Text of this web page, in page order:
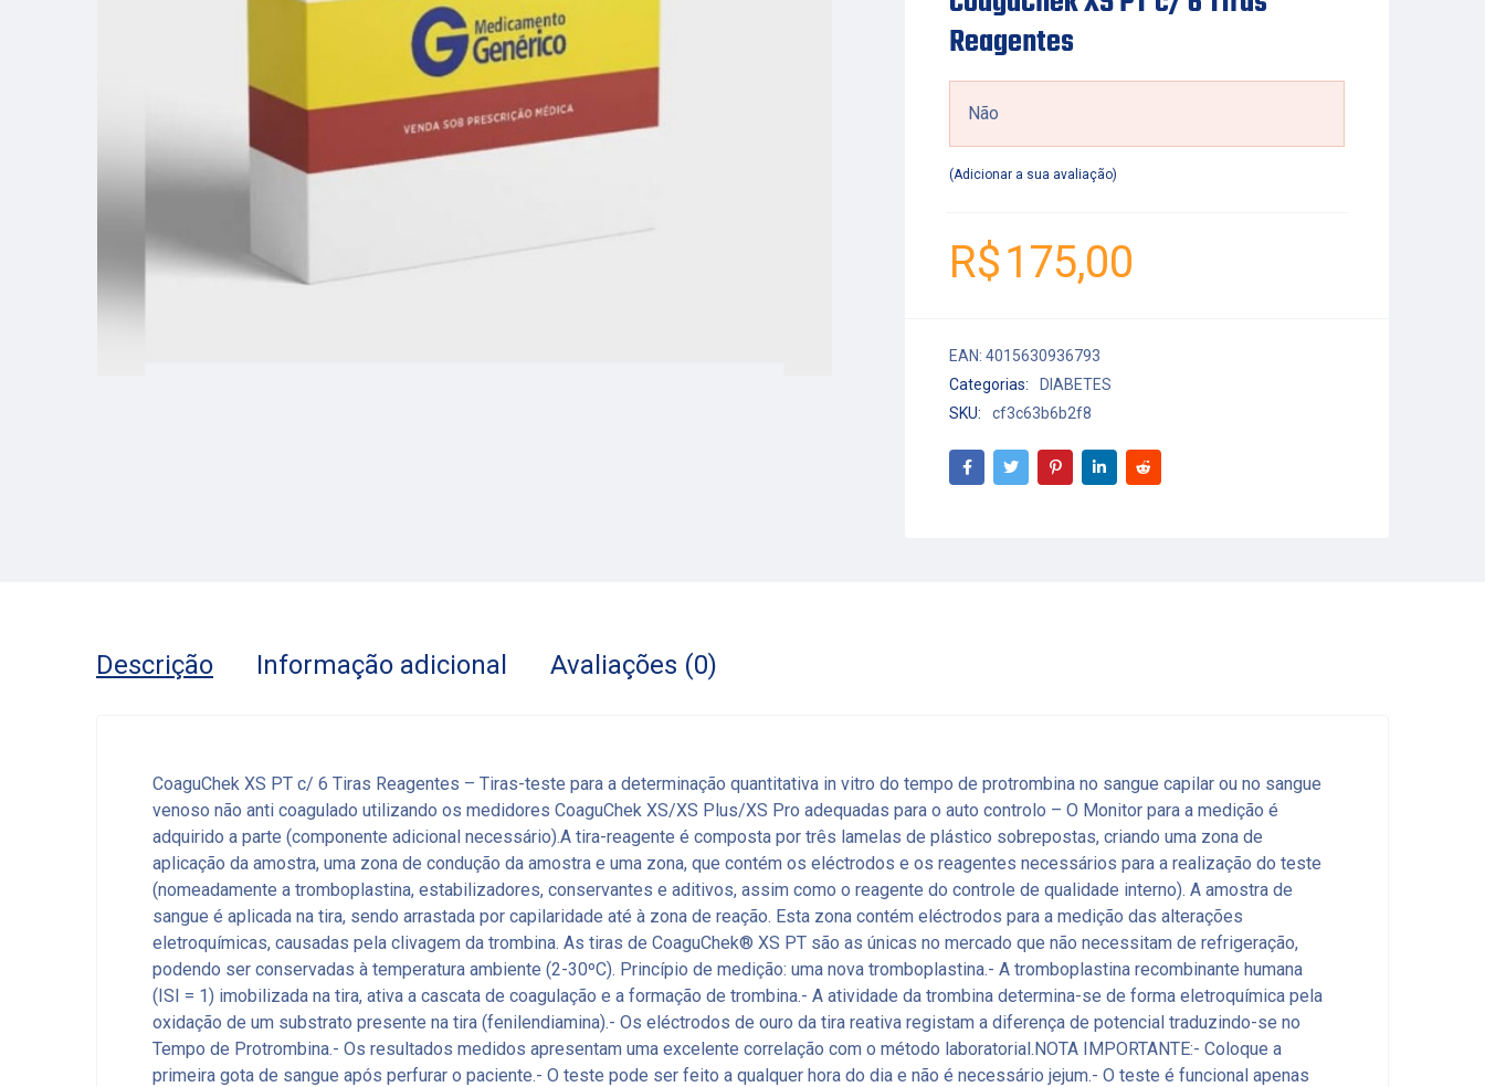
Reagentes
Não
Adicionar a sua avaliação
R$175,00
EAN: 4015630936793
Categorias:
DIABETES
SKU:
cf3c63b6b2f8
Descrição Informação adicional Avaliações (0)
CoaguChek XS PT c/ 6 Tiras Reagentes – Tiras-teste para a determinação quantitativa in vitro do tempo de protrombina no sangue capilar ou no sangue
venoso não anti coagulado utilizando os medidores CoaguChek XS/XS Plus/XS Pro adequadas para o auto controlo – O Monitor para a medição é
adquirido a parte (componente adicional necessário).A tira-reagente é composta por três lamelas de plástico sobrepostas, criando uma zona de
aplicação da amostra, uma zona de condução da amostra e uma zona, que contém os eléctrodos e os reagentes necessários para a realização do teste
(nomeadamente a tromboplastina, estabilizadores, conservantes e aditivos, assim como o reagente do controle de qualidade interno). A amostra de
sangue é aplicada na tira, sendo arrastada por capilaridade até à zona de reação. Esta zona contém eléctrodos para a medição das alterações
eletroquímicas, causadas pela clivagem da trombina. As tiras de CoaguChek® XS PT são as únicas no mercado que não necessitam de refrigeração,
podendo ser conservadas à temperatura ambiente (2-30ºC). Princípio de medição: uma nova tromboplastina.- A tromboplastina recombinante humana
(ISI = 1) imobilizada na tira, ativa a cascata de coagulação e a formação de trombina.- A atividade da trombina determina-se de forma eletroquímica pela
oxidação de um substrato presente na tira (fenilendiamina).- Os eléctrodos de ouro da tira reativa registam a diferença de potencial traduzindo-se no
Tempo de Protrombina.- Os resultados medidos apresentam uma excelente correlação com o método laboratorial.NOTA IMPORTANTE:- Coloque a
primeira gota de sangue após perfurar o paciente.- O teste pode ser feito a qualquer hora do dia e não é necessário jejum.- O teste é funcional apenas